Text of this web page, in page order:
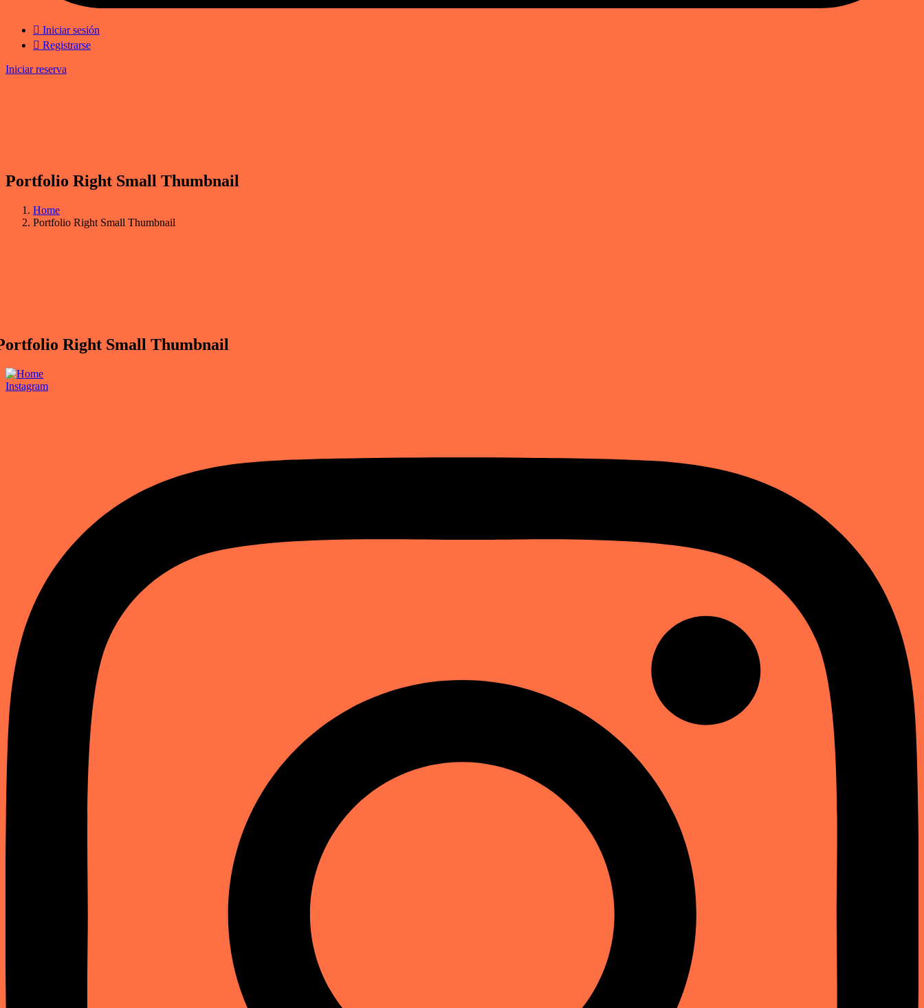
Iniciar sesión
Registrarse
Iniciar reserva
Portfolio Right Small Thumbnail
Home
Portfolio Right Small Thumbnail
Right Small Thumbnail
Instagram